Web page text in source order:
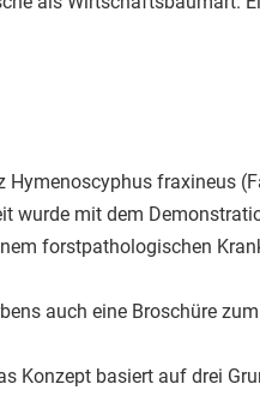
fraxineus
wurde mit dem
forstpathologischen
auch eine Broschüre zum
Konzept basiert auf drei